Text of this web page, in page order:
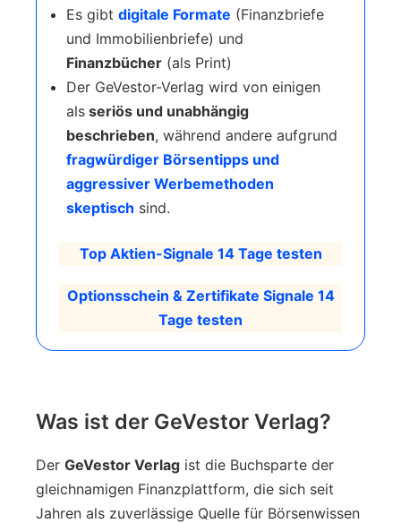
Es gibt digitale Formate (Finanzbriefe
und Immobilienbriefe) und
Finanzbücher (als Print)
Der GeVestor-Verlag wird von einigen
als seriös und unabhängig
beschrieben, während andere aufgrund
fragwürdiger Börsentipps und
aggressiver Werbemethoden
skeptisch sind.
Top Aktien-Signale 14 Tage testen
Optionsschein & Zertifikate Signale 14
Tage testen
Was ist der GeVestor Verlag?
Der GeVestor Verlag ist die Buchsparte der
gleichnamigen Finanzplattform, die sich seit
Jahren als zuverlässige Quelle für Börsenwissen